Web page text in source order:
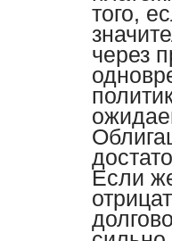
того,
через
Если